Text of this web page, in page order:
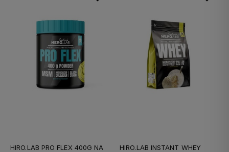
HIRO.LAB PRO FLEX 400G NA
HIRO.LAB INSTANT WHEY